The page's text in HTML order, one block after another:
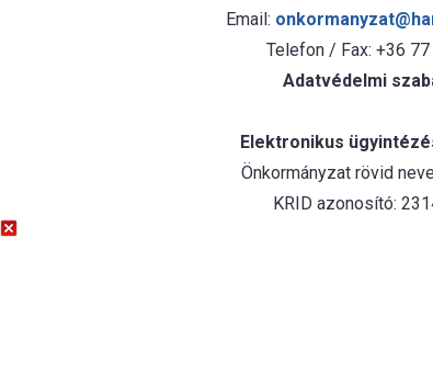
Email:
Telefon / Fax: +36
Adatvédelmi
Elektronikus
Önkormányzat rövid
KRID azonosító: